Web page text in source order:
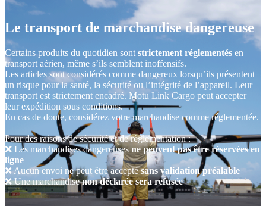
Le transport de marchandise dangereuse
Certains produits du quotidien sont strictement réglementés en
transport aérien, même s’ils semblent inoffensifs.
Les articles sont considérés comme dangereux lorsqu’ils présentent
un risque pour la santé, la sécurité ou l’intégrité de l’appareil. Leur
transport est strictement encadré. Motu Link Cargo peut accepter
leur expédition sous conditions.
En cas de doute, considérez votre marchandise comme réglementée.
Pour des raisons de sécurité et de règlementation :
❌ Les marchandises dangereusesne peuvent pas être réservées en
ligne
❌ Aucun envoi ne peut être acceptésans validation préalable
❌ Une marchandisenon déclarée sera refusée